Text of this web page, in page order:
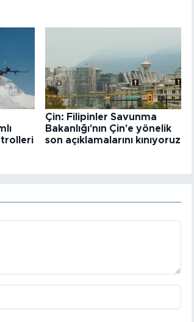
Çin: Filipinler Savunma
Bakanlığı'nın Çin'e yönelik
son açıklamalarını kınıyoruz